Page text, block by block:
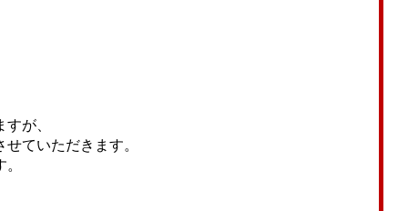
が、
ていただきます。